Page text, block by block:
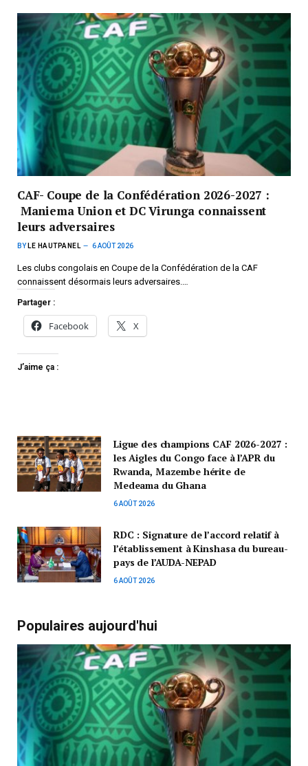
CAF- Coupe de la Confédération 2026-2027 :
Maniema Union et DC Virunga connaissent
leurs adversaires
BY LE HAUTPANEL 6 AOÛT 2026
Les clubs congolais en Coupe de la Confédération de la CAF
connaissent désormais leurs adversaires.…
Partager :
Facebook X
J’aime ça :
Ligue des champions CAF 2026-2027 :
les Aigles du Congo face à l’APR du
Rwanda, Mazembe hérite de
Medeama du Ghana
6 AOÛT 2026
RDC : Signature de l’accord relatif à
l’établissement à Kinshasa du bureau-
pays de l’AUDA-NEPAD
6 AOÛT 2026
Populaires aujourd'hui